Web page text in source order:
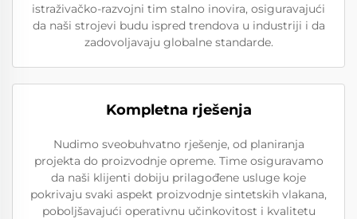
istraživačko-razvojni tim stalno inovira, osiguravajući
da naši strojevi budu ispred trendova u industriji i da
zadovoljavaju globalne standarde.
Kompletna rješenja
Nudimo sveobuhvatno rješenje, od planiranja
projekta do proizvodnje opreme. Time osiguravamo
da naši klijenti dobiju prilagođene usluge koje
pokrivaju svaki aspekt proizvodnje sintetskih vlakana,
poboljšavajući operativnu učinkovitost i kvalitetu